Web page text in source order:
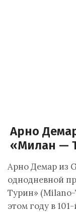
Арно
«Милан —
Арно Демар из
однодневной
Турин» (Milano-
этом году в